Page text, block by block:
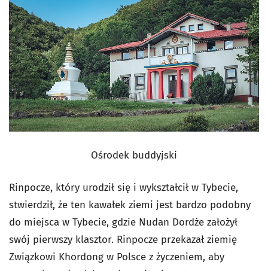
Ośrodek buddyjski
Rinpocze, który urodził się i wykształcił w Tybecie,
stwierdził, że ten kawałek ziemi jest bardzo podobny
do miejsca w Tybecie, gdzie Nudan Dordże założył
swój pierwszy klasztor. Rinpocze przekazał ziemię
Związkowi Khordong w Polsce z życzeniem, aby